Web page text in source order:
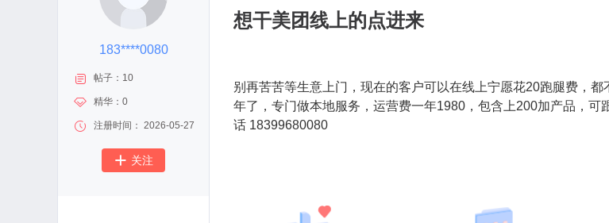
183****0080
帖子：10
精华：0
注册时间： 2026-05-27
+ 关注
想干美团线上的点进来
别再苦苦等生意上门，现在的客户可以在线上宁愿花20跑腿费，都
年了，专门做本地服务，运营费一年1980，包含上200加产品，可
话 18399680080